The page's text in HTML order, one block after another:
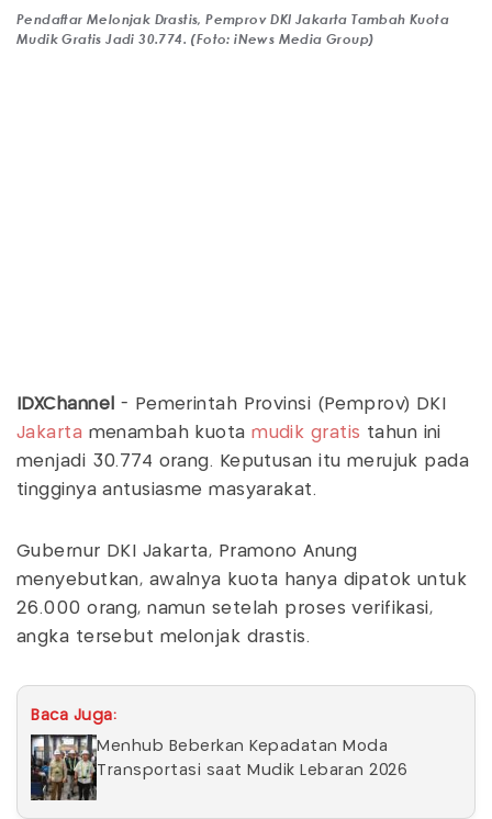
Pendaftar Melonjak Drastis, Pemprov DKI Jakarta Tambah Kuota
Mudik Gratis Jadi 30.774. (Foto: iNews Media Group)
IDXChannel
- Pemerintah Provinsi (Pemprov) DKI
Jakarta menambah kuotamudik gratis tahun ini
menjadi 30.774 orang. Keputusan itu merujuk pada
tingginya antusiasme masyarakat.
Gubernur DKI Jakarta, Pramono Anung
menyebutkan, awalnya kuota hanya dipatok untuk
26.000 orang, namun setelah proses verifikasi,
angka tersebut melonjak drastis.
Baca Juga:
Menhub Beberkan Kepadatan Moda
Transportasi saat Mudik Lebaran 2026